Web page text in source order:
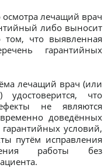
лечащий врач
либо выносит
том, что выявленная
гарантийных
лечащий врач (или
что
не являются
доведённых
условий,
путём исправления
работы без